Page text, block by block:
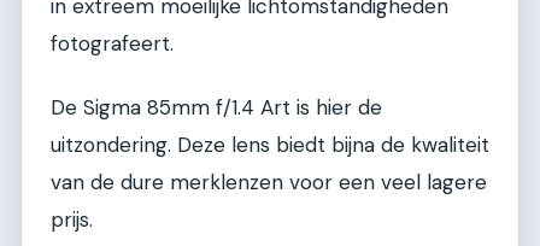
in extreem moeilijke lichtomstandigheden
fotografeert.
De Sigma 85mm f/1.4 Art is hier de
uitzondering. Deze lens biedt bijna de kwaliteit
van de dure merklenzen voor een veel lagere
prijs.